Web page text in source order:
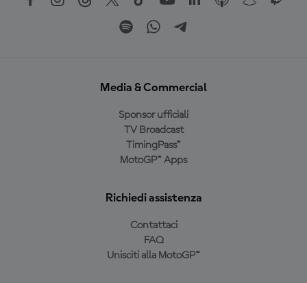
Media & Commercial
Sponsor ufficiali
TV Broadcast
TimingPass™
MotoGP™ Apps
Richiedi assistenza
Contattaci
FAQ
Unisciti alla MotoGP™